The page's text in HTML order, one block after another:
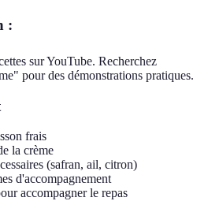
:
sur YouTube. Recherchez
pour des démonstrations pratiques.
frais
la crème
(safran, ail, citron)
d'accompagnement
accompagner le repas